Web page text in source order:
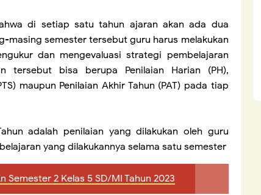
di setiap satu tahun ajaran akan ada dua
masing semester tersebut guru harus melakukan
dan mengevaluasi strategi pembelajaran
tersebut bisa berupa Penilaian Harian (PH),
maupun Penilaian Akhir Tahun (PAT) pada tiap
adalah penilaian yang dilakukan oleh guru
yang dilakukannya selama satu semester
Semester 2 Kelas 5 SD/MI Tahun 2023